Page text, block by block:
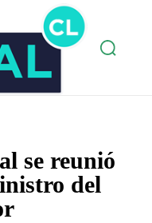
se reunió
del